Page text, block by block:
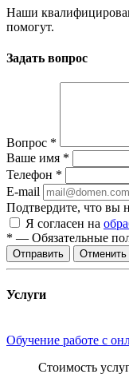
Наши
помогут.
Задать вопрос
Вопрос *
Ваше имя *
Телефон *
E-mail
Подтвердите, что вы
Я согласен на
* — Обязательные
Отправить Отменить
Услуги
Обучение работе с
Стоимость